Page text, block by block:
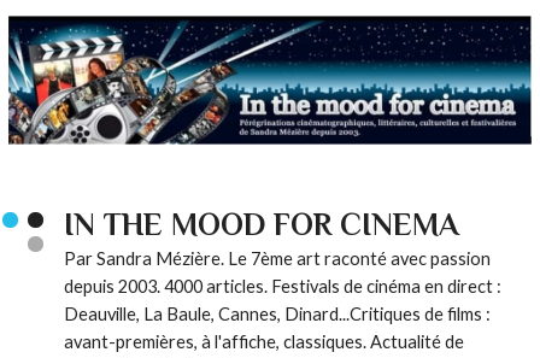
IN THE MOOD FOR CINEMA
Par Sandra Mézière. Le 7ème art raconté avec passion
depuis 2003. 4000 articles. Festivals de cinéma en direct :
Deauville, La Baule, Cannes, Dinard...Critiques de films :
avant-premières, à l'affiche, classiques. Actualité de